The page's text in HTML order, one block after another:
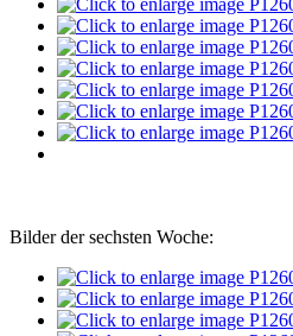
Bilder der sechsten Woche: